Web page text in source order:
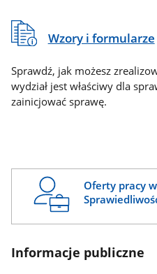
Wzory i formularze
Sprawdź, jak możesz
wydział jest właściwy dla
zainicjować sprawę.
Oferty pracy
Informacje publiczne